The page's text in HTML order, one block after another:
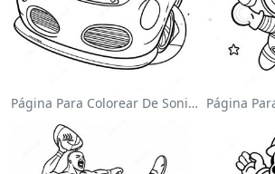
Página Para Colorear De Sonic El Velocista